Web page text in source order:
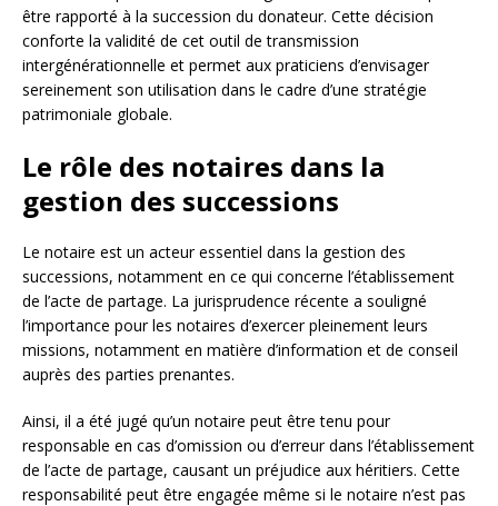
être rapporté à la succession du donateur. Cette décision
conforte la validité de cet outil de transmission
intergénérationnelle et permet aux praticiens d’envisager
sereinement son utilisation dans le cadre d’une stratégie
patrimoniale globale.
Le rôle des notaires dans la
gestion des successions
Le notaire est un acteur essentiel dans la gestion des
successions, notamment en ce qui concerne l’établissement
de l’acte de partage. La jurisprudence récente a souligné
l’importance pour les notaires d’exercer pleinement leurs
missions, notamment en matière d’information et de conseil
auprès des parties prenantes.
Ainsi, il a été jugé qu’un notaire peut être tenu pour
responsable en cas d’omission ou d’erreur dans l’établissement
de l’acte de partage, causant un préjudice aux héritiers. Cette
responsabilité peut être engagée même si le notaire n’est pas